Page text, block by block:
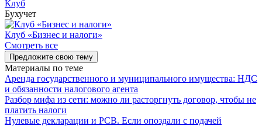
Клуб
Бухучет
Клуб «Бизнес и налоги»
Смотреть все
Предложите свою тему
Материалы по теме
Аренда государственного и муниципального имущества: НДС
и обязанности налогового агента
Разбор мифа из сети: можно ли расторгнуть договор, чтобы не
платить налоги
Нулевые декларации и РСВ. Если опоздали с подачей